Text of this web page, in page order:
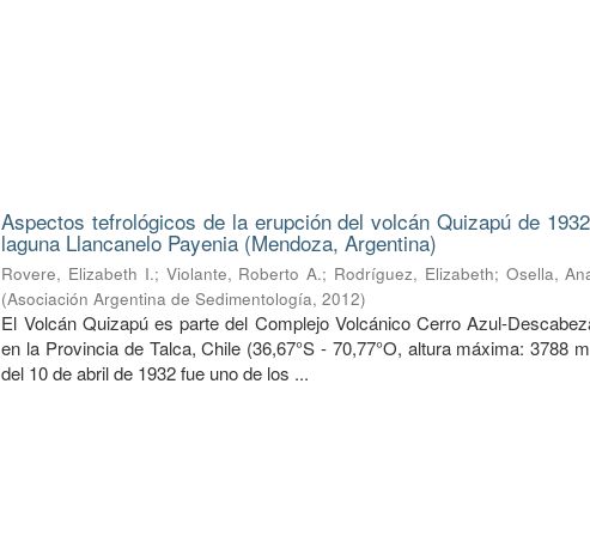
Aspectos tefrológicos de la erupción del volcán Quizapú de
laguna Llancanelo Payenia (Mendoza, Argentina)
Rovere, Elizabeth I.; Violante, Roberto A.; Rodríguez, Elizabeth; Osella,
(Asociación Argentina de Sedimentología,2012)
El Volcán Quizapú es parte del Complejo Volcánico Cerro Azul-
en la Provincia de Talca, Chile (36,67°S - 70,77°O, altura máxima: 3788
del 10 de abril de 1932 fue uno de los ...